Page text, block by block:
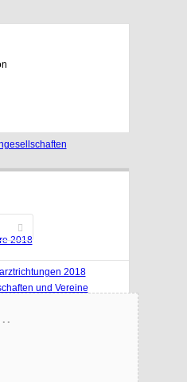
2018
2018
und Vereine